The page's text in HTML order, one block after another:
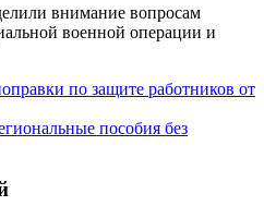
внимание вопросам
военной операции и
по защите работников от
пособия без